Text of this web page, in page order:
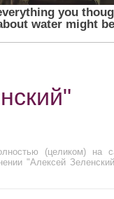
(целиком) на
"Алексей